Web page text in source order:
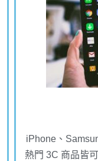
iPhone、
熱門 3C 商品皆